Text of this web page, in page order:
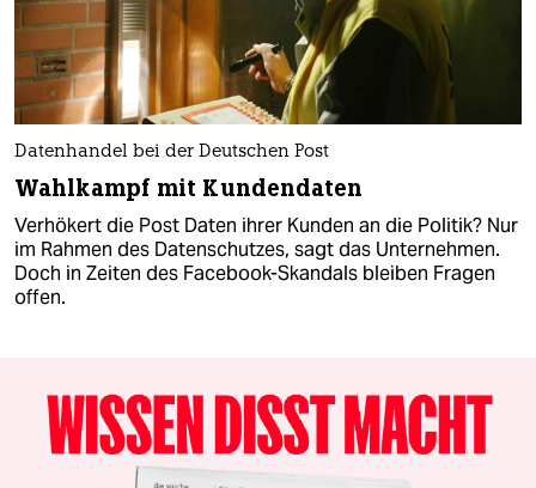
Datenhandel bei der Deutschen Post
Wahlkampf mit Kundendaten
Verhökert die Post Daten ihrer Kunden an die Politik? Nur
im Rahmen des Datenschutzes, sagt das Unternehmen.
Doch in Zeiten des Facebook-Skandals bleiben Fragen
offen.